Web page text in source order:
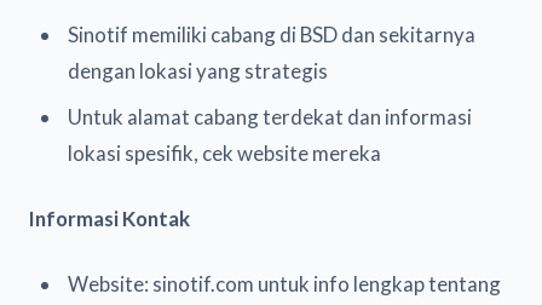
Sinotif memiliki cabang di BSD dan sekitarnya
dengan lokasi yang strategis
Untuk alamat cabang terdekat dan informasi
lokasi spesifik, cek website mereka
Informasi Kontak
Website: sinotif.com untuk info lengkap tentang